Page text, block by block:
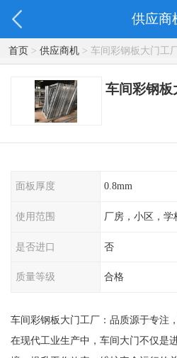
供应商
首页> 供应商机> 车间彩钢板大门工
车间彩钢板
面板厚度 0.8mm
使用范围 厂房，小区，学
是否进口 否
质量等级 合格
车间彩钢板大门工厂：品质源于专注
在现代工业生产中，车间大门不仅是